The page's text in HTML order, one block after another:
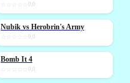
0,0
NIEUW
Nubik vs Herobrin's Army
0,0
NIEUW
Bomb It 4
0,0